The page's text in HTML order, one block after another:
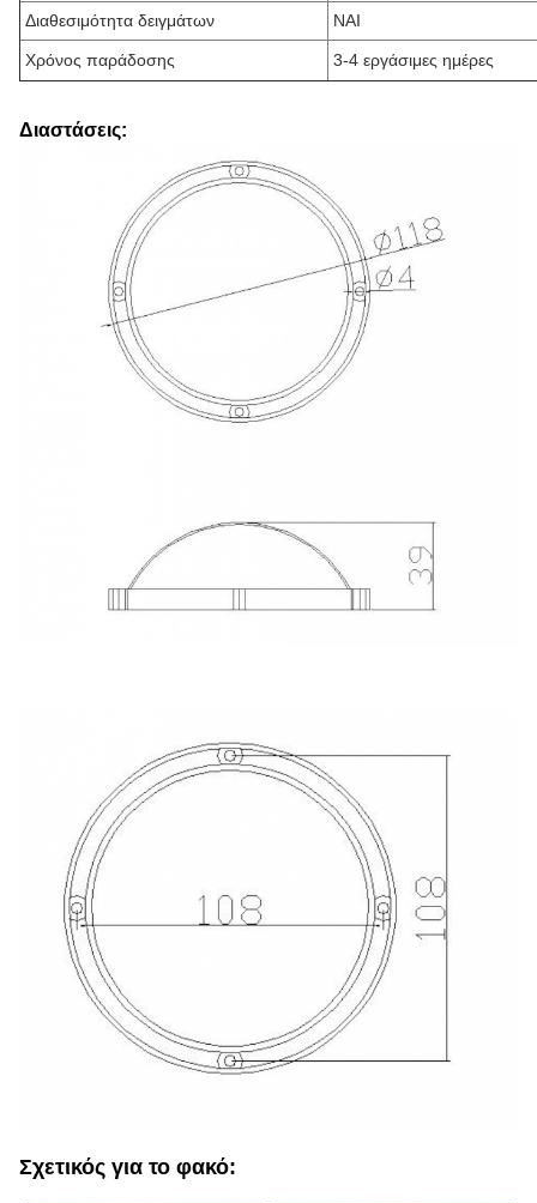
Διαθεσιμότητα δειγμάτων
ΝΑΙ
Χρόνος παράδοσης 3-4 εργάσιμες ημέρες
Διαστάσεις:
Σχετικός για το φακό: